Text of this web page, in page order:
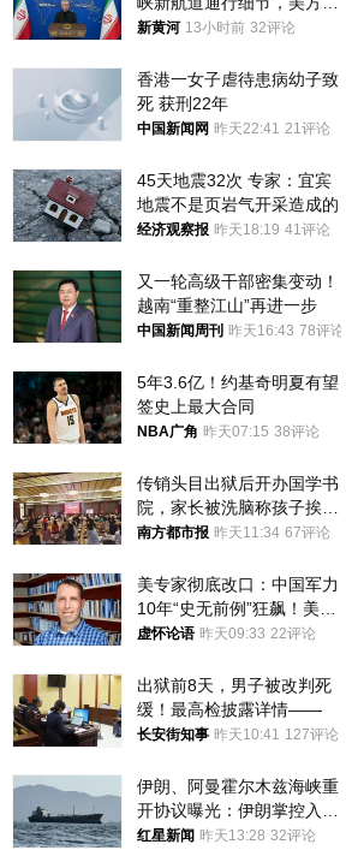
提“倒计时”
新黄河 13小时前 32评论
香港一女子虐待患病幼子致
死 获刑22年
中国新闻网 昨天22:41 21评论
45天地震32次 专家：宜宾
地震不是页岩气开采造成的
经济观察报 昨天18:19 41评论
又一轮高级干部密集变动！
越南“重整江山”再进一步
中国新闻周刊 昨天16:43 78评论
5年3.6亿！约基奇明夏有望
签史上最大合同
NBA广角 昨天07:15 38评论
传销头目出狱后开办国学书
院，家长被洗脑称孩子挨打
才有效果
南方都市报 昨天11:34 67评论
美专家彻底改口：中国军力
10年“史无前例”狂飙！美军
真慌了
虚怀论语 昨天09:33 22评论
出狱前8天，男子被改判死
缓！最高检披露详情——
长安街知事 昨天10:41 127评论
伊朗、阿曼霍尔木兹海峡重
开协议曝光：伊朗掌控入湾
航道，与阿曼平分“服务费”
红星新闻 昨天13:28 32评论